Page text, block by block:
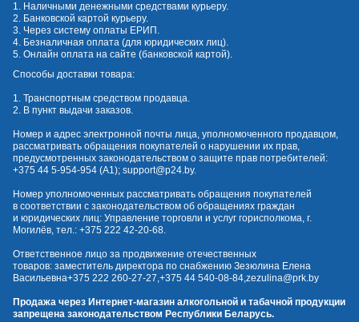
1. Наличными денежными средствами курьеру.
2. Банковской картой курьеру.
3. Через систему оплаты ЕРИП.
4. Безналичная оплата (для юридических лиц).
5. Онлайн оплата на сайте (банковской картой).
Способы доставки товара:
1. Транспортным средством продавца.
2. В пункт выдачи заказов.
Номер и адрес электронной почты лица, уполномоченного продавцом,
рассматривать обращения покупателей о нарушении их прав,
предусмотренных законодательством о защите прав потребителей:
+375 44 5-954-954 (А1); support@p24.by.
Номер уполномоченных рассматривать обращения покупателей
в соответствии с законодательством об обращениях граждан
и юридических лиц: Управление торговли и услуг горисполкома, г.
Могилёв, тел.: +375 222 42-20-68.
Ответственное лицо за продвижение отечественных
товаров: заместитель директора по снабжению Зезюлина Елена
Васильевна+375 222 260-27-27,+375 44 540-08-84,zezulina@prk.by
Продажа через Интернет-магазин алкогольной и табачной продукции
запрещена законодательством Республики Беларусь.